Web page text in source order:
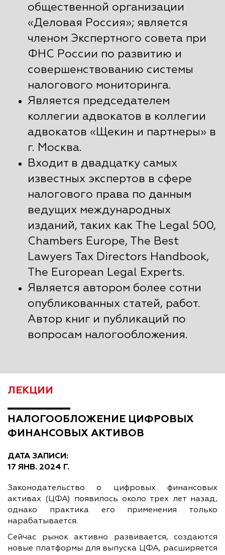
общественной организации
«Деловая Россия»; является
членом Экспертного совета при
ФНС России по развитию и
совершенствованию системы
налогового мониторинга.
Является председателем
коллегии адвокатов в коллегии
адвокатов «Щекин и партнеры» в
г. Москва.
Входит в двадцатку самых
известных экспертов в сфере
налогового права по данным
ведущих международных
изданий, таких как The Legal 500,
Chambers Europe, The Best
Lawyers Tax Directors Handbook,
The European Legal Experts.
Является автором более сотни
опубликованных статей, работ.
Автор книг и публикаций по
вопросам налогообложения.
ЛЕКЦИИ
НАЛОГООБЛОЖЕНИЕ ЦИФРОВЫХ
ФИНАНСОВЫХ АКТИВОВ
ДАТА ЗАПИСИ:
17 ЯНВ. 2024 Г.
Законодательство о цифровых финансовых
активах (ЦФА) появилось около трех лет назад,
однако практика его применения только
нарабатывается.
Сейчас рынок активно развивается, создаются
новые платформы для выпуска ЦФА, расширяется